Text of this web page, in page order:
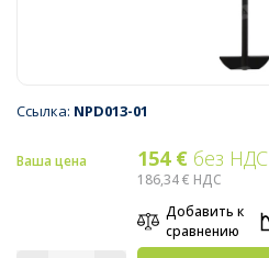
Ссылка: NPD013-01
Ваша цена 154 € без НДС
186,34 € НДС
Добавить к
сравнению